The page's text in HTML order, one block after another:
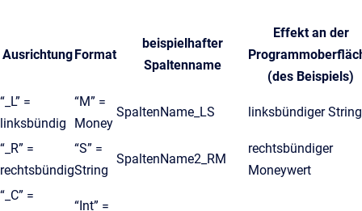
AusrichtungFormat
beispielhafter
Spaltenname
Effekt an der
(des Beispiels)
“_L” =
linksbündig
“M” =
Money
SpaltenName_LS linksbündiger String
“_R” =
rechtsbündig
“S” =
String
SpaltenName2_RM
rechtsbündiger
Moneywert
“_C” =
“Int” =